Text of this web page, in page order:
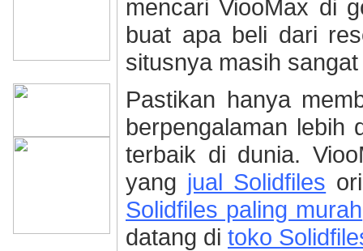
mencari ViooMax di
buat apa beli dari
situsnya masih
Pastikan hanya
berpengalaman lebih
terbaik di dunia.
yang jual Solidfiles
Solidfiles paling murah
datang di toko